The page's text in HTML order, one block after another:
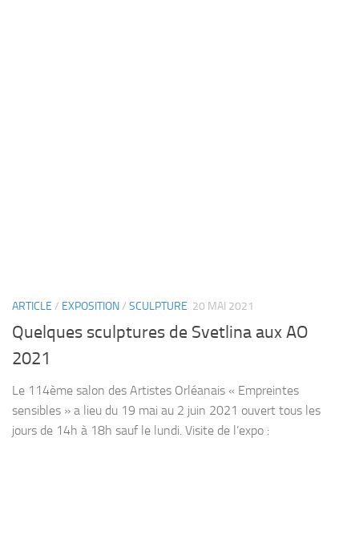
ARTICLE / EXPOSITION/ SCULPTURE 20 MAI 2021
Quelques sculptures de Svetlina aux AO
2021
Le 114ème salon des Artistes Orléanais « Empreintes
sensibles » a lieu du 19 mai au 2 juin 2021 ouvert tous les
jours de 14h à 18h sauf le lundi. Visite de l’expo :